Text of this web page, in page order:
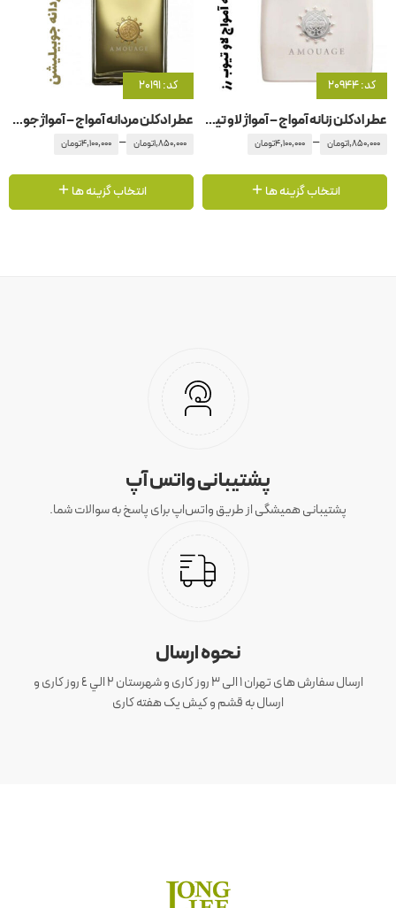
کد: 20944
عطر ادکلن زنانه آمواج – آمواژ لاو تیوب رز
1,850,000تومان –
4,100,000تومان
انتخاب گزینه ها
کد: 20191
عطر ادکلن مردانه آمواج – آمواژ جوبیلیشن
1,850,000تومان –
4,100,000تومان
انتخاب گزینه ها
پشتیبانی واتس آپ
پشتیبانی همیشگی از طریق واتس‌اپ برای پاسخ به سوالات شما.
نحوه ارسال
ارسال سفارش های تهران 1 الی 3 روز کاری و شهرستان ٢ الي ٤ روز کاری و
ارسال به قشم و کیش یک هفته کاری